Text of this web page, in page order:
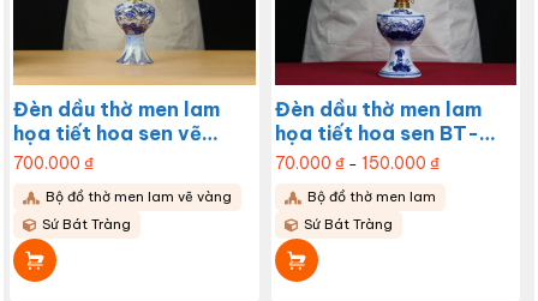
phẩm
trang
phẩm
Đèn dầu thờ men lam
họa tiết hoa sen vẽ
vàng BT-ĐT90
700.000 ₫
Bộ đồ thờ men lam vẽ vàng
Sứ Bát Tràng
Đèn dầu thờ men lam
họa tiết hoa sen BT-
ĐT54
70.000 ₫ – 150.000 ₫Khoảng
giá:
từ
đến
Bộ đồ thờ men lam
Sứ Bát Tràng
Sản
phẩm
này
có
nhiều